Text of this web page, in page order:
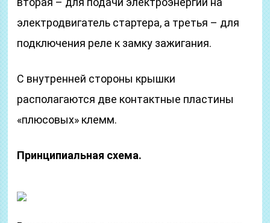
электродвигатель стартера, а третья – для
подключения реле к замку зажигания.
С внутренней стороны крышки
располагаются две контактные пластины
«плюсовых» клемм.
Принципиальная схема.